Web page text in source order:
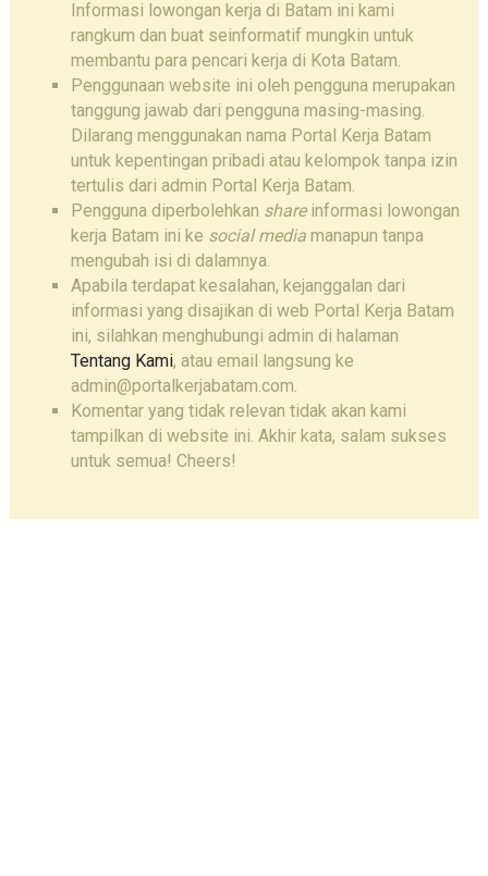
Informasi lowongan kerja di Batam ini kami
rangkum dan buat seinformatif mungkin untuk
membantu para pencari kerja di Kota Batam.
Penggunaan website ini oleh pengguna merupakan
tanggung jawab dari pengguna masing-masing.
Dilarang menggunakan nama Portal Kerja Batam
untuk kepentingan pribadi atau kelompok tanpa izin
tertulis dari admin Portal Kerja Batam.
Pengguna diperbolehkan shareinformasi lowongan
kerja Batam ini ke social mediamanapun tanpa
mengubah isi di dalamnya.
Apabila terdapat kesalahan, kejanggalan dari
informasi yang disajikan di web Portal Kerja Batam
ini, silahkan menghubungi admin di halaman
Tentang Kami, atau email langsung ke
admin@portalkerjabatam.com.
Komentar yang tidak relevan tidak akan kami
tampilkan di website ini. Akhir kata, salam sukses
untuk semua! Cheers!